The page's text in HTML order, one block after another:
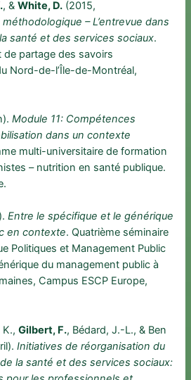
, &White, D. (2015,
– L’entrevue dans
santé et des services sociaux.
de partage des savoirs
Nord-de-l’Île-de-Montréal,
Module 11: Compétences
dans un contexte
multi-universitaire de formation
– nutrition en santé publique.
Entre le spécifique et le générique
en contexte. Quatrième séminaire
Politiques et Management Public
du management public à
Campus ESCP Europe,
K.,Gilbert, F., Bédard, J.-L., & Ben
Initiatives de réorganisation du
la santé et des services sociaux: